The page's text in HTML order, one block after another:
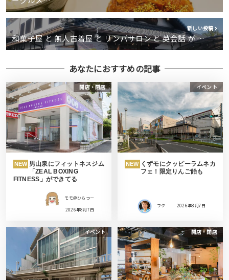
新しい投稿
和菓子屋 と 無人古着屋 と リンパサロン と 英会話 が …
あなたにおすすめの記事
開店・閉店
NEW 男山泉にフィットネスジム
「ZEAL BOXING
FITNESS」ができてる
モモ＠ひらつー
2026年8月7日
イベント
NEW くずモにクッピーラムネカ
フェ！限定りんご飴も
フク 2026年8月7日
イベント 開店・閉店